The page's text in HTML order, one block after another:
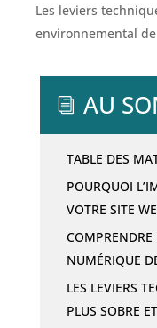
Les leviers
environnemental
i AU
TABLE DES
POURQUOI
VOTRE SITE
COMPRENDRE
NUMÉRIQUE
LES LEVIERS
PLUS SOBRE